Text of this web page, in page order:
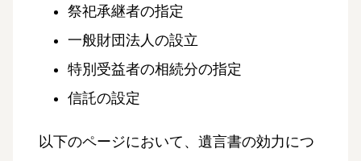
祭祀承継者の指定
一般財団法人の設立
特別受益者の相続分の指定
信託の設定
以下のページにおいて、遺言書の効力につ